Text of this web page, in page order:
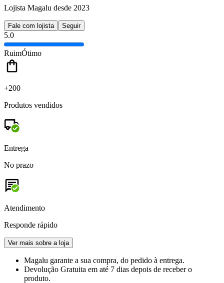
Lojista Magalu desde 2023
Fale com lojista Seguir
5.0
RuimÓtimo
+200
Produtos vendidos
Entrega
No prazo
Atendimento
Responde rápido
Ver mais sobre a loja
Magalu garante a sua compra, do pedido à entrega.
Devolução Gratuita em até 7 dias depois de receber o
produto.